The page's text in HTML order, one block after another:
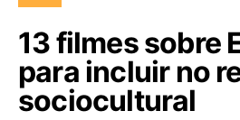
13 filmes sobre
para incluir no
sociocultural